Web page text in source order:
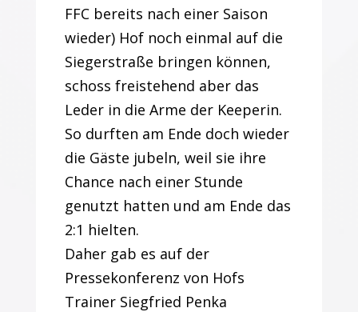
FFC bereits nach einer Saison
wieder) Hof noch einmal auf die
Siegerstraße bringen können,
schoss freistehend aber das
Leder in die Arme der Keeperin.
So durften am Ende doch wieder
die Gäste jubeln, weil sie ihre
Chance nach einer Stunde
genutzt hatten und am Ende das
2:1 hielten.
Daher gab es auf der
Pressekonferenz von Hofs
Trainer Siegfried Penka